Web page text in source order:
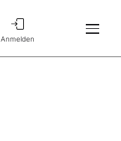
Anmelden